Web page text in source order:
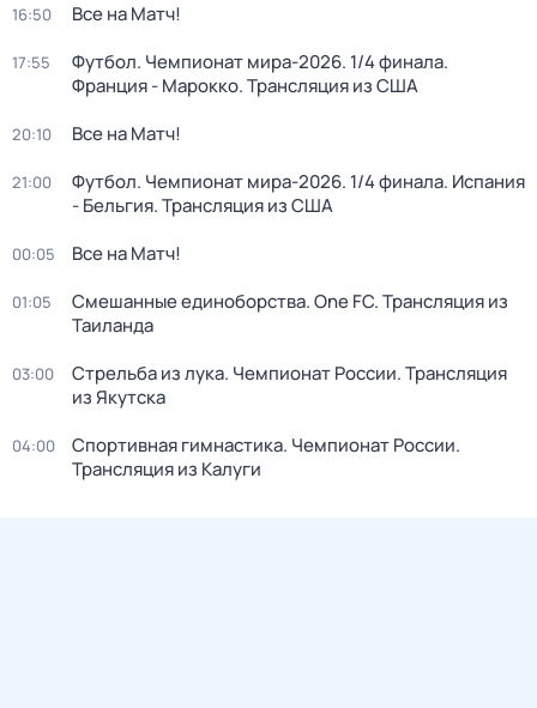
16:50 Все на Матч!
17:55
Футбол. Чемпионат мира-2026. 1/4 финала.
Франция - Марокко. Трансляция из США
20:10 Все на Матч!
21:00
Футбол. Чемпионат мира-2026. 1/4 финала. Испания
- Бельгия. Трансляция из США
00:05 Все на Матч!
01:05
Смешанные единоборства. One FC. Трансляция из
Таиланда
03:00
Стрельба из лука. Чемпионат России. Трансляция
из Якутска
04:00
Спортивная гимнастика. Чемпионат России.
Трансляция из Калуги